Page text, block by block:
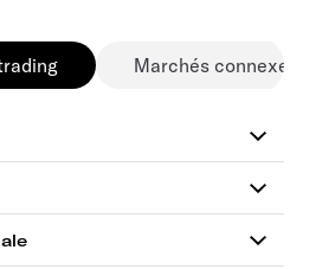
Marchés connexes